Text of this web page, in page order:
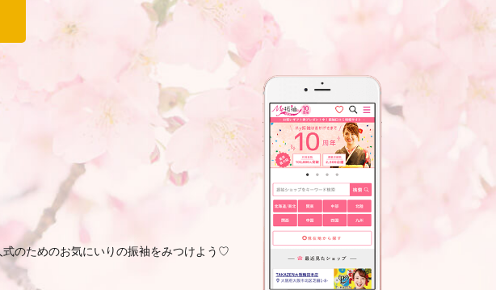
のためのお気にいりの振袖をみつけよう♡